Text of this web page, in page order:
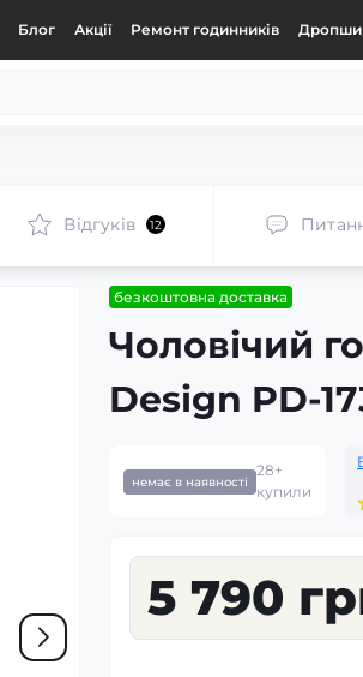
Блог Акції Ремонт годинників
Відгуків 12
безкоштовна доставка
Чоловічий
Design PD-
немає в наявності
28+
купили
5 790